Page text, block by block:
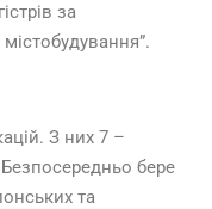
за
містобудування”.
З них 7 –
Безпосередньо бере
та